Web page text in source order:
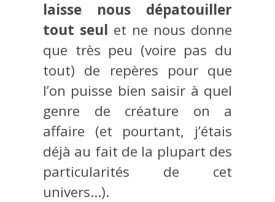
laisse nous dépatouiller
tout seul et ne nous donne
que très peu (voire pas du
tout) de repères pour que
l’on puisse bien saisir à quel
genre de créature on a
affaire (et pourtant, j’étais
déjà au fait de la plupart des
particularités de cet
univers…).